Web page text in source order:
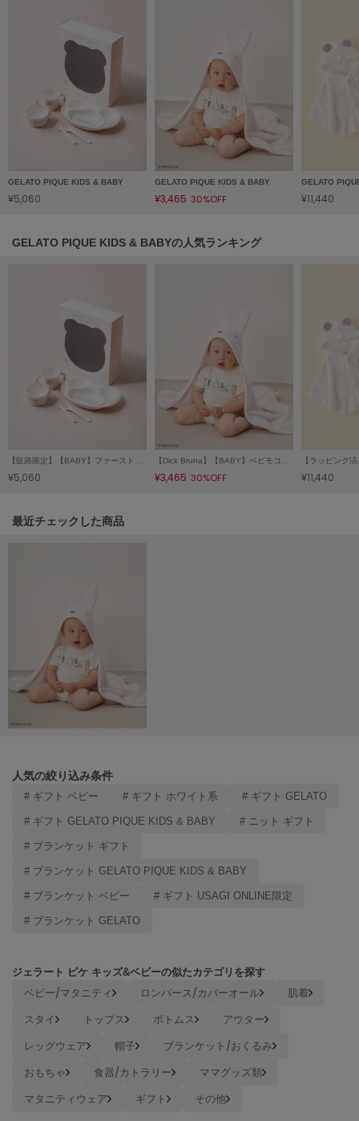
sanrio house
サンリオハウス
SESAME STREET MARKET
セサミストリートマーケット
Sneakers by emmi
スニーカーズ バイ エミ
Snow Peak
SNIDEL HOME
SOFER
ソフェル
SOMEWHERE BUTTER.
ソリン
Stylevoice for xxx
スタイルヴォイスフォー
TAW&TOE
TEVA
テバ
The Barnnet
ザバーネット
ザ・ノース・フェイス
トゥデイフル
ツルバイマリコオイカワ
UGG
UNDERSON UNDERSON
GELATO PIQUE KIDS & BABY
¥5,060
GELATO PIQUE KIDS & BABY
¥3,465 30%OFF
GELATO
¥11,440
GELATO PIQUE KIDS & BABYの人気ランキング
¥5,060 ¥3,465 30%OFF ¥11,440
関連記事
最近チェックした商品
人気の絞り込み条件
# ギフト ベビー # ギフト ホワイト系 # ギフト GELATO
# ギフト GELATO PIQUE KIDS & BABY # ニット ギフト
# ブランケット ギフト
# ブランケット GELATO PIQUE KIDS & BABY
# ブランケット ベビー # ギフト USAGI ONLINE限定
# ブランケット GELATO
ジェラート ピケ キッズ&ベビーの似たカテゴリを探す
ベビー/マタニティ ロンパース/カバーオール
肌着
スタイ
トップス ボトムス
アウター
レッグウェア
帽子
ブランケット/おくるみ
おもちゃ
食器/カトラリー
ママグッズ類
マタニティウェア
ギフト その他